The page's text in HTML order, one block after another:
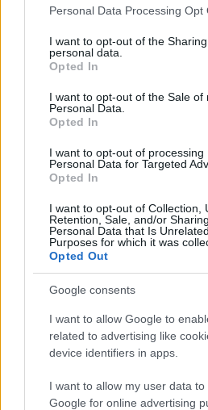
Please note that this website/app
not limited to your visit or usage
grant or deny consent to Google
use your data for below specified
consent section.
Personal Data Processing Opt
I want to opt-out of the
personal data.
Opted In
I want to opt-out of the Sale of
Personal Data.
Opted In
I want to opt-out of processing
Personal Data for Targeted
Opted In
I want to opt-out of Collection,
Retention, Sale, and/or
Personal Data that Is
Purposes for which it was
Opted Out
Google consents
I want to allow Google to
related to advertising like
device identifiers in apps.
I want to allow my user data
Google for online advertising
Champions League:
Ναϊμέγκεν ο Ολυμπιακός
4/08/2026 - 11:01μμ